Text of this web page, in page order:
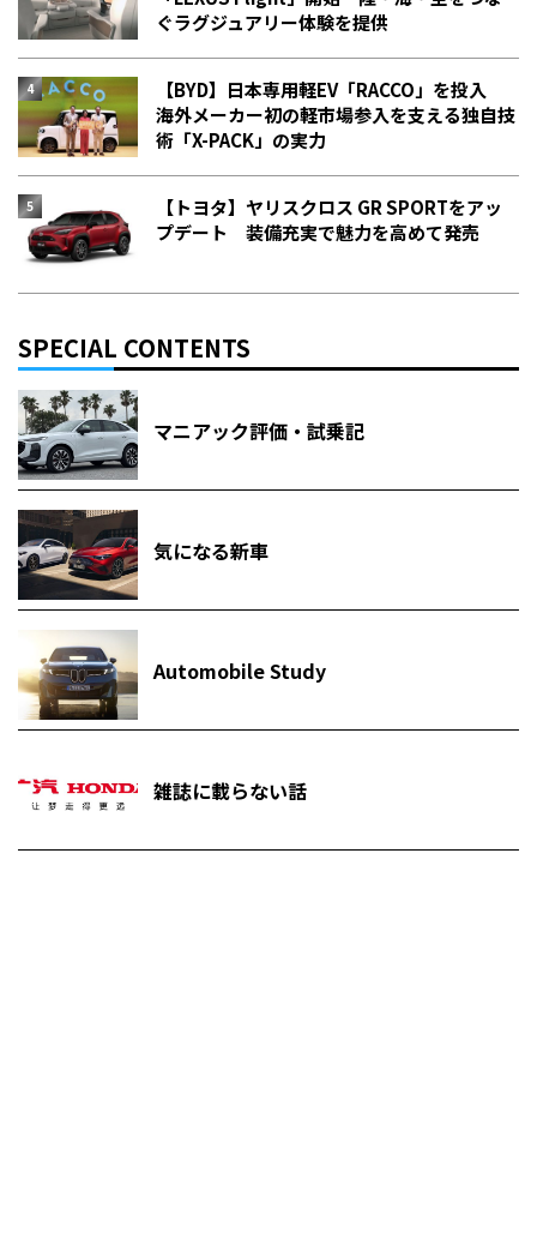
ぐラグジュアリー体験を提供
【BYD】日本専用軽EV「RACCO」を投入
海外メーカー初の軽市場参入を支える独自技
術「X-PACK」の実力
【トヨタ】ヤリスクロス GR SPORTをアッ
プデート 装備充実で魅力を高めて発売
SPECIAL CONTENTS
マニアック評価・試乗記
気になる新車
Automobile Study
雑誌に載らない話